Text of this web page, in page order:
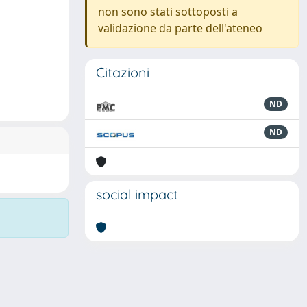
non sono stati sottoposti a
validazione da parte dell'ateneo
Citazioni
ND
ND
social impact